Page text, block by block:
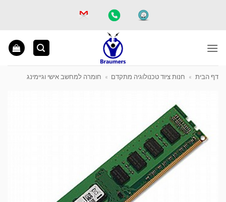
דף הבית » חנות ציוד טכנולוגיה מתקדם » חומרה למחשב אישי וגיימינג